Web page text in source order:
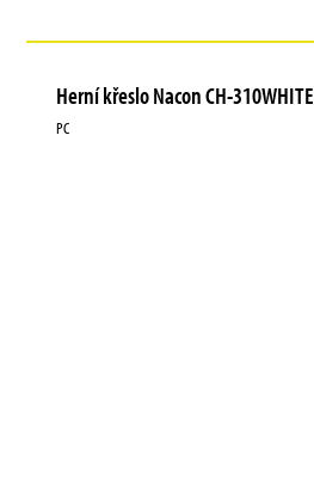
Herní křeslo Nacon CH-310WHITE
PC